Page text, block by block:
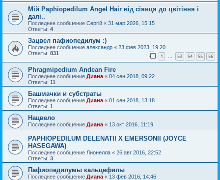
Мій Paphiopedilum Angel Hair від сіянця до цвітіння і
далі..
Последнее сообщение Сергій « 31 мар 2026, 15:15
Ответы: 4
Зацвел пафиопедилум :)
Последнее сообщение александр « 23 фев 2023, 19:20
Ответы: 831 1 … 53 54 55 56
Phragmipedium Andean Fire
Последнее сообщение Диана « 04 сен 2018, 09:22
Ответы: 11
Башмачки и субстраты
Последнее сообщение Диана « 01 сен 2018, 13:18
Ответы: 1
Нацвело
Последнее сообщение Диана « 13 окт 2016, 11:19
PAPHIOPEDILUM DELENATII X EMERSONII (JOYCE
HASEGAWA)
Последнее сообщение Лионелла « 26 авг 2016, 22:52
Ответы: 3
Пафиопедилумы кальцефилы
Последнее сообщение Диана « 13 фев 2016, 14:46